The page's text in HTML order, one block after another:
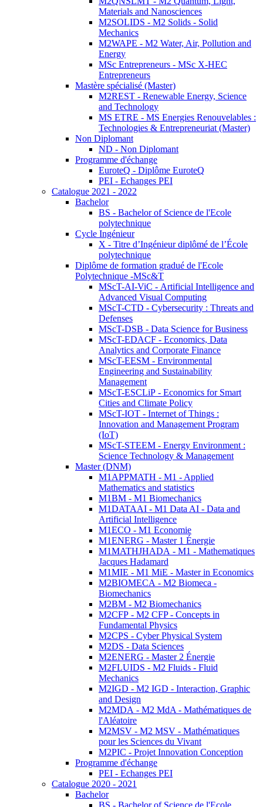
Materials and Nanosciences
M2SOLIDS - M2 Solids - Solid
Mechanics
M2WAPE - M2 Water, Air, Pollution and
Energy
MSc Entrepreneurs - MSc X-HEC
Entrepreneurs
Mastère spécialisé (Master)
M2REST - Renewable Energy, Science
and Technology
MS ETRE - MS Energies Renouvelables :
Technologies & Entrepreneuriat (Master)
Non Diplomant
ND - Non Diplomant
Programme d'échange
EuroteQ - Diplôme EuroteQ
PEI - Echanges PEI
Catalogue 2021 - 2022
Bachelor
BS - Bachelor of Science de l'Ecole
polytechnique
Cycle Ingénieur
X - Titre d’Ingénieur diplômé de l’École
polytechnique
Diplôme de formation gradué de l'Ecole
Polytechnique -MSc&T
MScT-AI-ViC - Artificial Intelligence and
Advanced Visual Computing
MScT-CTD - Cybersecurity : Threats and
Defenses
MScT-DSB - Data Science for Business
MScT-EDACF - Economics, Data
Analytics and Corporate Finance
MScT-EESM - Environmental
Engineering and Sustainability
Management
MScT-ESCLiP - Economics for Smart
Cities and Climate Policy
MScT-IOT - Internet of Things :
Innovation and Management Program
(IoT)
MScT-STEEM - Energy Environment :
Science Technology & Management
Master (DNM)
M1APPMATH - M1 - Applied
Mathematics and statistics
M1BM - M1 Biomechanics
M1DATAAI - M1 Data AI - Data and
Artificial Intelligence
M1ECO - M1 Economie
M1ENERG - Master 1 Énergie
M1MATHJHADA - M1 - Mathematiques
Jacques Hadamard
M1MIE - M1 MiE - Master in Economics
M2BIOMECA - M2 Biomeca -
Biomechanics
M2BM - M2 Biomechanics
M2CFP - M2 CFP - Concepts in
Fundamental Physics
M2CPS - Cyber Physical System
M2DS - Data Sciences
M2ENERG - Master 2 Énergie
M2FLUIDS - M2 Fluids - Fluid
Mechanics
M2IGD - M2 IGD - Interaction, Graphic
and Design
M2MDA - M2 MdA - Mathématiques de
l'Aléatoire
M2MSV - M2 MSV - Mathématiques
pour les Sciences du Vivant
M2PIC - Projet Innovation Conception
Programme d'échange
PEI - Echanges PEI
Catalogue 2020 - 2021
Bachelor
BS - Bachelor of Science de l'Ecole